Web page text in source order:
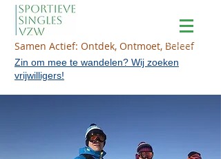
Samen Actief: Ontdek, Ontmoet, Beleef
Zin om mee te wandelen? Wij zoeken
vrijwilligers!